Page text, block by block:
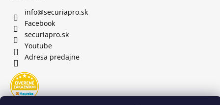
info@securiapro.sk
Facebook
securiapro.sk
Youtube
Adresa predajne